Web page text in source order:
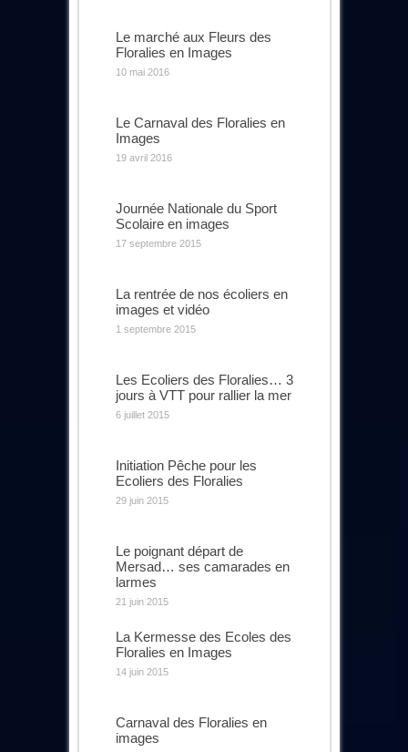
Le marché aux Fleurs des
Floralies en Images
10 mai 2016
Le Carnaval des Floralies en
Images
19 avril 2016
Journée Nationale du Sport
Scolaire en images
17 septembre 2015
La rentrée de nos écoliers en
images et vidéo
1 septembre 2015
Les Ecoliers des Floralies… 3
jours à VTT pour rallier la mer
6 juillet 2015
Initiation Pêche pour les
Ecoliers des Floralies
29 juin 2015
Le poignant départ de
Mersad… ses camarades en
larmes
21 juin 2015
La Kermesse des Ecoles des
Floralies en Images
14 juin 2015
Carnaval des Floralies en
images